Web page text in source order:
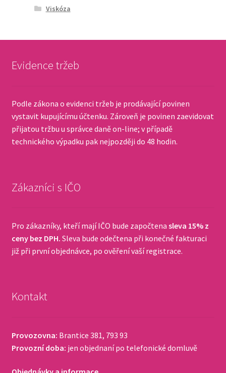
Viskóza
Evidence tržeb
Podle zákona o evidenci tržeb je prodávající povinen
vystavit kupujícímu účtenku. Zároveň je povinen zaevidovat
přijatou tržbu u správce daně on-line; v případě
technického výpadku pak nejpozději do 48 hodin.
Zákazníci s IČO
Pro zákazníky, kteří mají IČO bude započtena sleva 15% z
ceny bez DPH. Sleva bude odečtena při konečné fakturaci
již při první objednávce, po ověření vaší registrace.
Kontakt
Provozovna: Brantice 381, 793 93
Provozní doba: jen objednaní po telefonické domluvě